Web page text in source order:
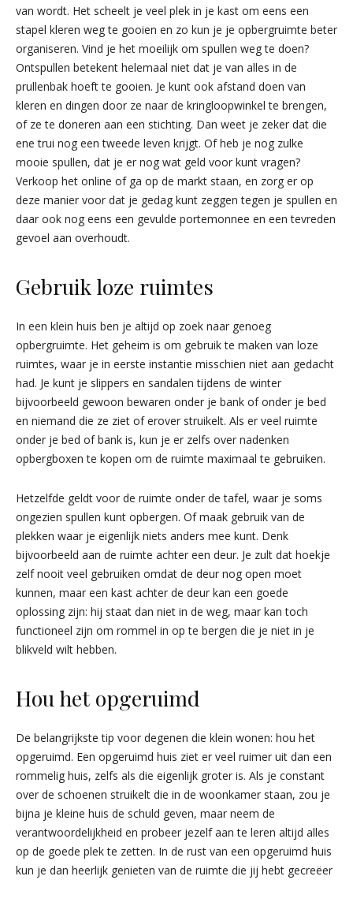
van wordt. Het scheelt je veel plek in je kast om eens een
stapel kleren weg te gooien en zo kun je je opbergruimte beter
organiseren. Vind je het moeilijk om spullen weg te doen?
Ontspullen betekent helemaal niet dat je van alles in de
prullenbak hoeft te gooien. Je kunt ook afstand doen van
kleren en dingen door ze naar de kringloopwinkel te brengen,
of ze te doneren aan een stichting. Dan weet je zeker dat die
ene trui nog een tweede leven krijgt. Of heb je nog zulke
mooie spullen, dat je er nog wat geld voor kunt vragen?
Verkoop het online of ga op de markt staan, en zorg er op
deze manier voor dat je gedag kunt zeggen tegen je spullen en
daar ook nog eens een gevulde portemonnee en een tevreden
gevoel aan overhoudt.
Gebruik loze ruimtes
In een klein huis ben je altijd op zoek naar genoeg
opbergruimte. Het geheim is om gebruik te maken van loze
ruimtes, waar je in eerste instantie misschien niet aan gedacht
had. Je kunt je slippers en sandalen tijdens de winter
bijvoorbeeld gewoon bewaren onder je bank of onder je bed
en niemand die ze ziet of erover struikelt. Als er veel ruimte
onder je bed of bank is, kun je er zelfs over nadenken
opbergboxen te kopen om de ruimte maximaal te gebruiken.
Hetzelfde geldt voor de ruimte onder de tafel, waar je soms
ongezien spullen kunt opbergen. Of maak gebruik van de
plekken waar je eigenlijk niets anders mee kunt. Denk
bijvoorbeeld aan de ruimte achter een deur. Je zult dat hoekje
zelf nooit veel gebruiken omdat de deur nog open moet
kunnen, maar een kast achter de deur kan een goede
oplossing zijn: hij staat dan niet in de weg, maar kan toch
functioneel zijn om rommel in op te bergen die je niet in je
blikveld wilt hebben.
Hou het opgeruimd
De belangrijkste tip voor degenen die klein wonen: hou het
opgeruimd. Een opgeruimd huis ziet er veel ruimer uit dan een
rommelig huis, zelfs als die eigenlijk groter is. Als je constant
over de schoenen struikelt die in de woonkamer staan, zou je
bijna je kleine huis de schuld geven, maar neem de
verantwoordelijkheid en probeer jezelf aan te leren altijd alles
op de goede plek te zetten. In de rust van een opgeruimd huis
kun je dan heerlijk genieten van de ruimte die jij hebt gecreëer